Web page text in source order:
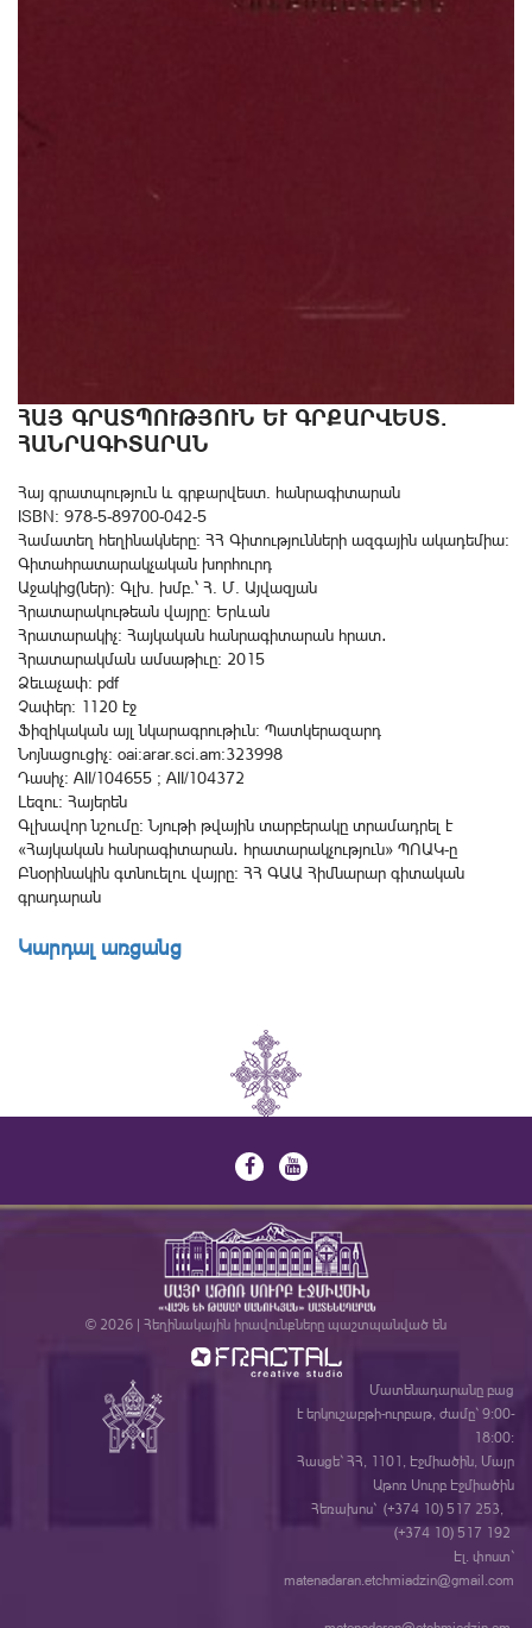
ՀԱՅ ԳՐԱՏՊՈՒԹՅՈՒՆ ԵՒ ԳՐՔԱՐՎԵՍՏ. Հ
ԱՆՐԱԳԻՏԱՐԱՆ
Հայ գրատպություն և գրքարվեստ. հանրագիտարան
ISBN: 978-5-89700-042-5
Համատեղ հեղինակները: ՀՀ Գիտությունների ազգային ակադեմիա:
Գիտահրատարակչական խորհուրդ
Աջակից(ներ): Գլխ. խմբ.՝ Հ. Մ. Այվազյան
Հրատարակութեան վայրը: Երևան
Հրատարակիչ: Հայկական հանրագիտարան հրատ․
Հրատարակման ամսաթիւը: 2015
Ձեւաչափ: pdf
Չափեր: 1120 էջ
Ֆիզիկական այլ նկարագրութիւն: Պատկերազարդ
Նոյնացուցիչ: oai:arar.sci.am:323998
Դասիչ: AII/104655 ; AII/104372
Լեզու: Հայերեն
Գլխավոր նշումը: Նյութի թվային տարբերակը տրամադրել է
«Հայկական հանրագիտարան․ հրատարակչություն» ՊՈԱԿ-ը
Բնօրինակին գտնուելու վայրը: ՀՀ ԳԱԱ Հիմնարար գիտական
գրադարան
Կարդալ առցանց
© 2026 | Հեղինակային իրավունքները պաշտպանված են
Մատենադարանը բաց
է երկուշաբթի-ուրբաթ, ժամը` 9:00-
18:00:
Հասցե` ՀՀ, 1101, Էջմիածին, Մայր
Աթոռ Սուրբ Էջմիածին
Հեռախոս` (+374 10) 517 253,
(+374 10) 517 192
Էլ. փոստ`
matenadaran.etchmiadzin@gmail.com